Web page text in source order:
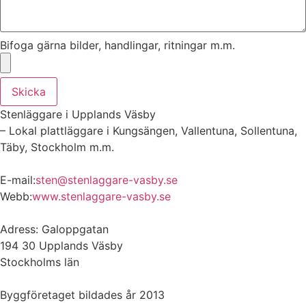
Bifoga gärna bilder, handlingar, ritningar m.m.
Skicka
Stenläggare i Upplands Väsby
– Lokal plattläggare i Kungsängen, Vallentuna, Sollentuna,
Täby, Stockholm m.m.
E-mail:sten@stenlaggare-vasby.se
Webb:www.stenlaggare-vasby.se
Adress: Galoppgatan
194 30 Upplands Väsby
Stockholms län
Byggföretaget bildades år 2013